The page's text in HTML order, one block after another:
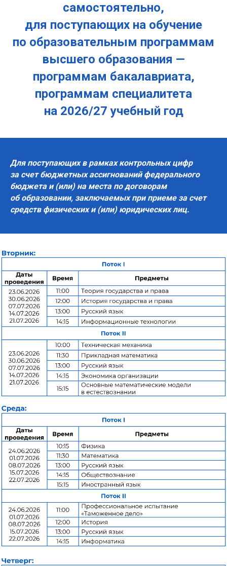
самостоятельно,
для поступающих на обучение
по образовательным программам
высшего образования —
программам бакалавриата,
программам специалитета
на 2026/27 учебный год
Для поступающих в рамках контрольных цифр
за счет бюджетных ассигнований федерального
бюджета и (или) на места по договорам
об образовании, заключаемых при приеме за счет
средств физических и (или) юридических лиц.